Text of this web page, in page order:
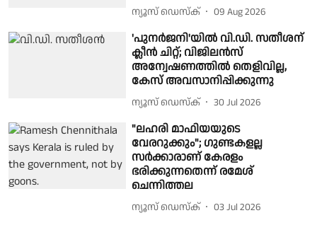
ന്യൂസ് ഡെസ്ക് 09 Aug 2026
'പുനർജനി'യില്‍ വി.ഡി. സതീശന്
ക്ലീന്‍ ചിറ്റ്; വിജിലൻസ്
അന്വേഷണത്തിൽ തെളിവില്ല,
കേസ് അവസാനിപ്പിക്കുന്നു
ന്യൂസ് ഡെസ്ക് 30 Jul 2026
"ലഹരി മാഫിയയുടെ
വേരറുക്കും"; ഗുണ്ടകളല്ല
സർക്കാരാണ് കേരളം
ഭരിക്കുന്നതെന്ന് രമേശ്
ചെന്നിത്തല
ന്യൂസ് ഡെസ്ക് 03 Jul 2026